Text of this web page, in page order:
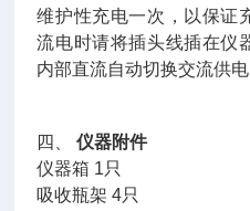
维护性充电一次，以保证
流电时请将插头线插在仪
内部直流自动切换交流供电
四、
仪器附件
仪器箱 1只
吸收瓶架 4只